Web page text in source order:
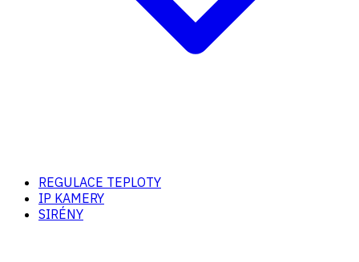
REGULACE TEPLOTY
IP KAMERY
SIRÉNY